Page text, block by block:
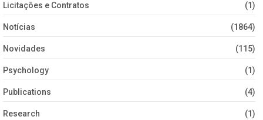
Licitações e Contratos (1)
Notícias (1864)
Novidades (115)
Psychology (1)
Publications (4)
Research (1)